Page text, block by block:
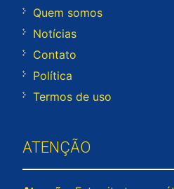
Quem somos
Notícias
Contato
Política
Termos de uso
ATENÇÃO